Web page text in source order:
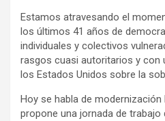
Estamos atravesando el
los últimos 41 años de
individuales y colectivos
rasgos cuasi autoritarios y con
los Estados Unidos sobre la
Hoy se habla de
propone una jornada de